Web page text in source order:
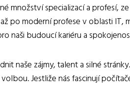
množství specializací a profesí,
po moderní profese v oblasti IT,
naši budoucí kariéru a
naše zájmy, talent a silné
Jestliže nás fascinují